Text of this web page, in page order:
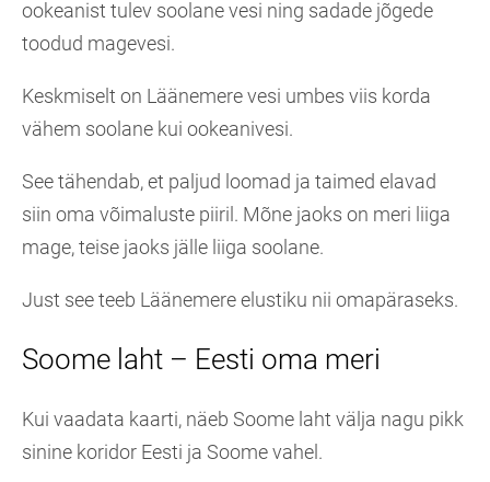
ookeanist tulev soolane vesi ning sadade jõgede
toodud magevesi.
Keskmiselt on Läänemere vesi umbes viis korda
vähem soolane kui ookeanivesi.
See tähendab, et paljud loomad ja taimed elavad
siin oma võimaluste piiril. Mõne jaoks on meri liiga
mage, teise jaoks jälle liiga soolane.
Just see teeb Läänemere elustiku nii omapäraseks.
Soome laht – Eesti oma meri
Kui vaadata kaarti, näeb Soome laht välja nagu pikk
sinine koridor Eesti ja Soome vahel.